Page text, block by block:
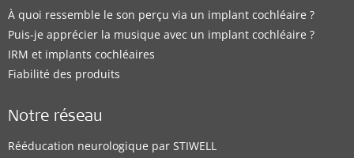
À quoi ressemble le son perçu via un implant cochléaire ?
Puis-je apprécier la musique avec un implant cochléaire ?
IRM et implants cochléaires
Fiabilité des produits
Notre réseau
Rééducation neurologique par STIWELL